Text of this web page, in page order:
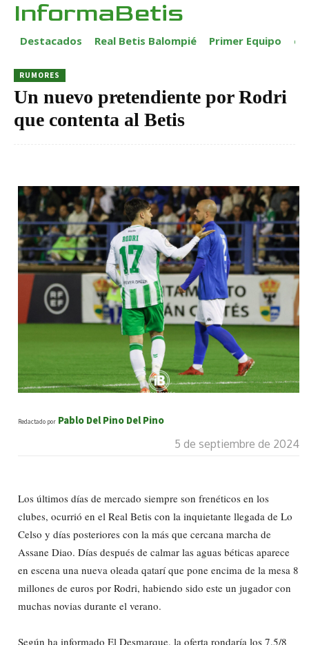
InformaBetis
Destacados Real Betis Balompié Primer Equipo
RUMORES
Un nuevo pretendiente por Rodri
que contenta al Betis
Redactado por Pablo Del Pino Del Pino
5 de septiembre de 2024
Los últimos días de mercado siempre son frenéticos en los
clubes, ocurrió en el Real Betis con la inquietante llegada de Lo
Celso y días posteriores con la más que cercana marcha de
Assane Diao. Días después de calmar las aguas béticas aparece
en escena una nueva oleada qatarí que pone encima de la mesa 8
millones de euros por Rodri, habiendo sido este un jugador con
muchas novias durante el verano.
Según ha informado El Desmarque, la oferta rondaría los 7,5/8